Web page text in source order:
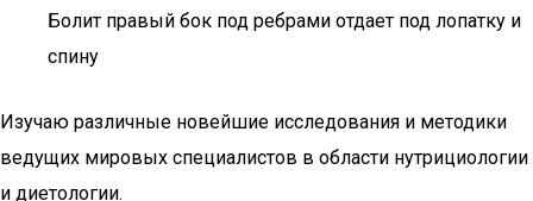
Болит правый бок под ребрами отдает под лопатку и
спину
Изучаю различные новейшие исследования и методики
ведущих мировых специалистов в области нутрициологии
и диетологии.